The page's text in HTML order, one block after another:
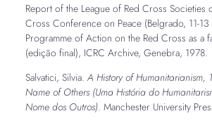
Report of the League of Red Cross Societies
Cross Conference on Peace (Belgrado, 11-
Programme of Action on the Red Cross as a
(edição final), ICRC Archive, Genebra, 1978.
Salvatici, Silvia. A History of Humanitarianism,
Name of Others (Uma História do
Nome dos Outros). Manchester University